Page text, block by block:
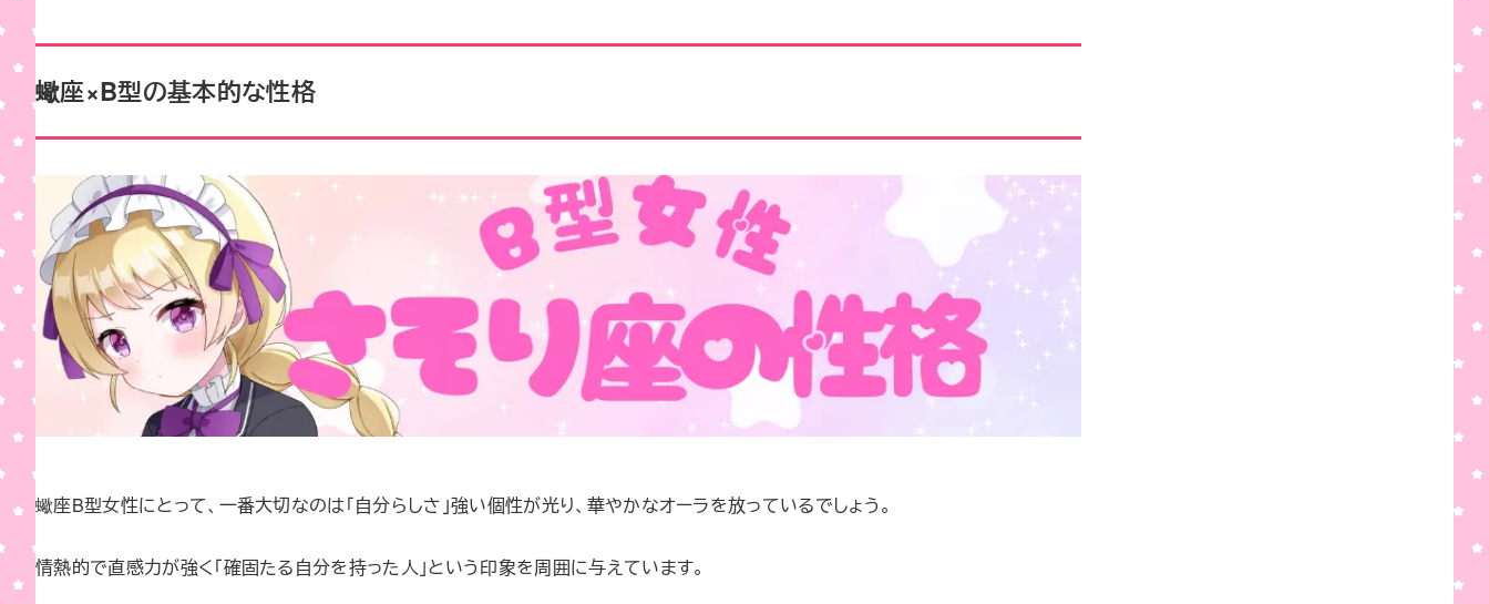
蠍座×B型の基本的な性格
蠍座B型女性にとって、一番大切なのは「自分らしさ」強い個性が光り、華やかなオーラを放っているでしょう。
情熱的で直感力が強く「確固たる自分を持った人」という印象を周囲に与えています。